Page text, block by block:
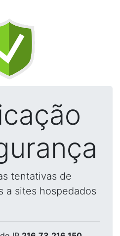
tentativas de
a sites hospedados